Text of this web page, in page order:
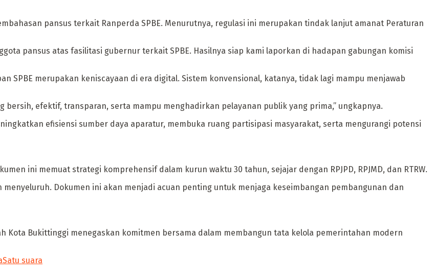
pansus terkait Ranperda SPBE. Menurutnya, regulasi ini merupakan tindak lanjut amanat Peraturan
pansus atas fasilitasi gubernur terkait SPBE. Hasilnya siap kami laporkan di hadapan gabungan komisi
SPBE merupakan keniscayaan di era digital. Sistem konvensional, katanya, tidak lagi mampu menjawab
bersih, efektif, transparan, serta mampu menghadirkan pelayanan publik yang prima,” ungkapnya.
efisiensi sumber daya aparatur, membuka ruang partisipasi masyarakat, serta mengurangi potensi
ini memuat strategi komprehensif dalam kurun waktu 30 tahun, sejajar dengan RPJPD, RPJMD, dan RTRW.
menyeluruh. Dokumen ini akan menjadi acuan penting untuk menjaga keseimbangan pembangunan dan
Kota Bukittinggi menegaskan komitmen bersama dalam membangun tata kelola pemerintahan modern
Satu suara